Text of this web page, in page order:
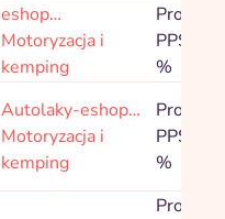
eshop…
Motoryzacja i
kemping
Prowizja
PPS
%
Autolaky-eshop…
Motoryzacja i
kemping
Prowizja
PPS
%
Prowizja